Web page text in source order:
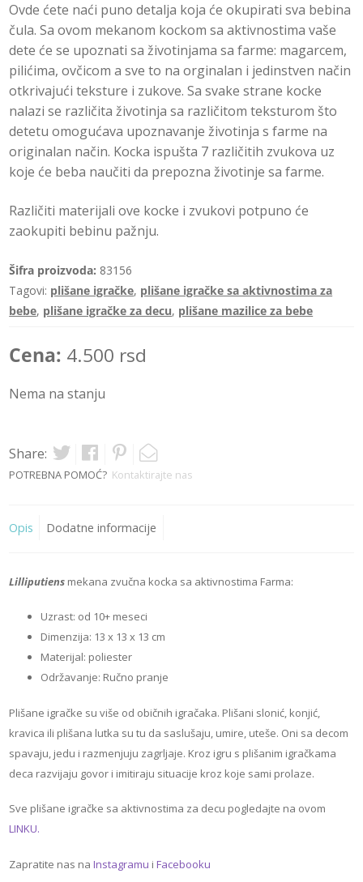
j
e
n
o
0
o
d
5
Ovde ćete naći puno detalja koja će okupirati sva bebina
čula. Sa ovom mekanom kockom sa aktivnostima vaše
dete će se upoznati sa životinjama sa farme: magarcem,
pilićima, ovčicom a sve to na orginalan i jedinstven način
otkrivajući teksture i zukove. Sa svake strane kocke
nalazi se različita životinja sa različitom teksturom što
detetu omogućava upoznavanje životinja s farme na
originalan način. Kocka ispušta 7 različitih zvukova uz
koje će beba naučiti da prepozna životinje sa farme.
Različiti materijali ove kocke i zvukovi potpuno će
zaokupiti bebinu pažnju.
Šifra proizvoda: 83156
Tagovi: plišane igračke, plišane igračke sa aktivnostima za
bebe, plišane igračke za decu, plišane mazilice za bebe
Cena: 4.500 rsd
Nema na stanju
Share:
POTREBNA POMOĆ? Kontaktirajte nas
Opis Dodatne informacije
Lilliputiens mekana zvučna kocka sa aktivnostima Farma:
Uzrast: od 10+ meseci
Dimenzija: 13 x 13 x 13 cm
Materijal: poliester
Održavanje: Ručno pranje
Plišane igračke su više od običnih igračaka. Plišani slonić, konjić,
kravica ili plišana lutka su tu da saslušaju, umire, uteše. Oni sa decom
spavaju, jedu i razmenjuju zagrljaje. Kroz igru s plišanim igračkama
deca razvijaju govor i imitiraju situacije kroz koje sami prolaze.
Sve plišane igračke sa aktivnostima za decu pogledajte na ovom
LINKU.
Zapratite nas naInstagramu iFacebooku